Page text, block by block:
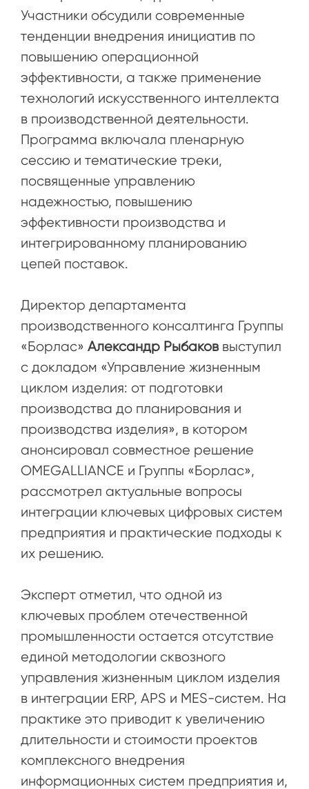
Участники обсудили современные
тенденции внедрения инициатив по
повышению операционной
эффективности, а также применение
технологий искусственного интеллекта
в производственной деятельности.
Программа включала пленарную
сессию и тематические треки,
посвященные управлению
надежностью, повышению
эффективности производства и
интегрированному планированию
цепей поставок.
Директор департамента
производственного консалтинга Группы
«Борлас» Александр Рыбаков выступил
с докладом «Управление жизненным
циклом изделия: от подготовки
производства до планирования и
производства изделия», в котором
анонсировал совместное решение
OMEGALLIANCE и Группы «Борлас»,
рассмотрел актуальные вопросы
интеграции ключевых цифровых систем
предприятия и практические подходы к
их решению.
Эксперт отметил, что одной из
ключевых проблем отечественной
промышленности остается отсутствие
единой методологии сквозного
управления жизненным циклом изделия
в интеграции ERP, APS и MES-систем. На
практике это приводит к увеличению
длительности и стоимости проектов
комплексного внедрения
информационных систем предприятия и,